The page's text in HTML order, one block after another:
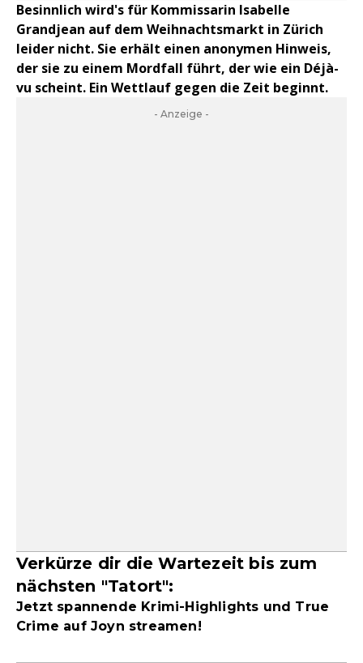
Besinnlich wird's für Kommissarin Isabelle
Grandjean auf dem Weihnachtsmarkt in Zürich
leider nicht. Sie erhält einen anonymen Hinweis,
der sie zu einem Mordfall führt, der wie ein Déjà-
vu scheint. Ein Wettlauf gegen die Zeit beginnt.
- Anzeige -
Verkürze dir die Wartezeit bis zum
nächsten "Tatort":
Jetzt spannende Krimi-Highlights und True
Crime auf Joyn streamen!